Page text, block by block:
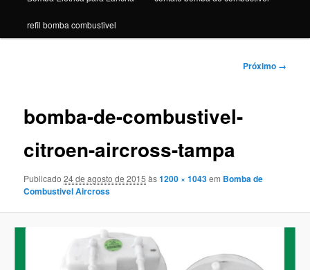
refil bomba combustivel
Navegação
Próximo →
bomba-de-combustivel-
citroen-aircross-tampa
Publicado24 de agosto de 2015 às1200 × 1043em Bomba de
Combustivel Aircross